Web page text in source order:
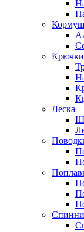
Крючки
Леска